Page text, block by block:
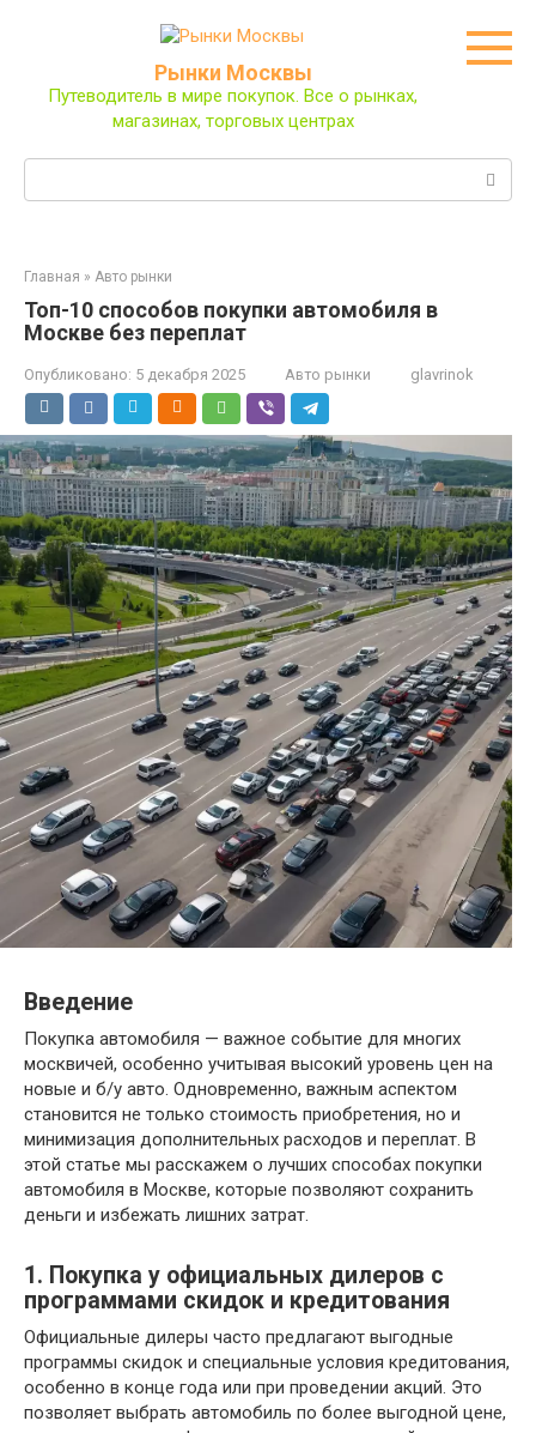
Рынки Москвы
Путеводитель в мире покупок. Все о рынках,
магазинах, торговых центрах
Главная » Авто рынки
Топ-10 способов покупки автомобиля в
Москве без переплат
Опубликовано: 5 декабря 2025 Авто рынки glavrinok
Введение
Покупка автомобиля — важное событие для многих
москвичей, особенно учитывая высокий уровень цен на
новые и б/у авто. Одновременно, важным аспектом
становится не только стоимость приобретения, но и
минимизация дополнительных расходов и переплат. В
этой статье мы расскажем о лучших способах покупки
автомобиля в Москве, которые позволяют сохранить
деньги и избежать лишних затрат.
1. Покупка у официальных дилеров с
программами скидок и кредитования
Официальные дилеры часто предлагают выгодные
программы скидок и специальные условия кредитования,
особенно в конце года или при проведении акций. Это
позволяет выбрать автомобиль по более выгодной цене,